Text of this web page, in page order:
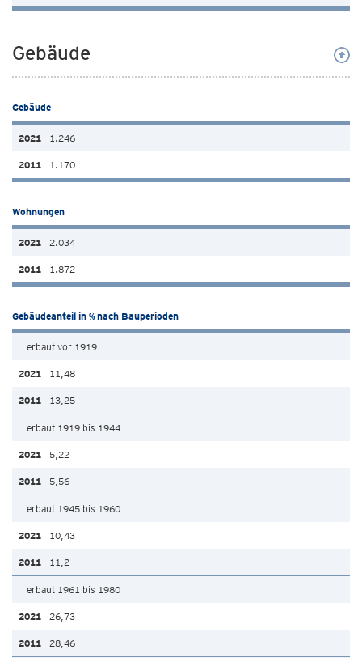
Gebäude
Gebäude
1.246
1.170
Wohnungen
2.034
1.872
Gebäudeanteil in % nach Bauperioden
erbaut vor 1919
11,48
13,25
erbaut 1919 bis 1944
5,22
5,56
erbaut 1945 bis 1960
10,43
11,2
erbaut 1961 bis 1980
26,73
28,46